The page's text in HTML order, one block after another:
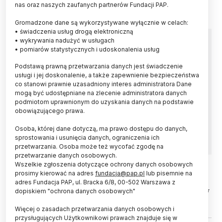
Przetestowano nowy środek do
konserwacji obrazów
Polscy naukowcy opracowali
nanokompozytowy organożel i wykorzystali go
podczas konserwacji zabytkowego obrazu
Włodzimierza Tetmajera. Dzięki nowej metodzie
bezpiecznie usunięto historyczne warstwy
impregnujące.
ŚWIAT 16.06.2026
Nowa metoda wykrywania fałszerstw
nas oraz naszych zaufanych partnerów Fundacji PAP.
Gromadzone dane są wykorzystywane wyłącznie w celach:
• świadczenia usług drogą elektroniczną
• wykrywania nadużyć w usługach
• pomiarów statystycznych i udoskonalenia usług
Podstawą prawną przetwarzania danych jest świadczenie
usługi i jej doskonalenie, a także zapewnienie bezpieczeństwa
co stanowi prawnie uzasadniony interes administratora Dane
mogą być udostępniane na zlecenie administratora danych
podmiotom uprawnionym do uzyskania danych na podstawie
obowiązującego prawa.
Osoba, której dane dotyczą, ma prawo dostępu do danych,
sprostowania i usunięcia danych, ograniczenia ich
przetwarzania. Osoba może też wycofać zgodę na
przetwarzanie danych osobowych.
Wszelkie zgłoszenia dotyczące ochrony danych osobowych
prosimy kierować na adres fundacja@pap.pl lub pisemnie na
adres Fundacja PAP, ul. Bracka 6/8, 00-502 Warszawa z
dopiskiem "ochrona danych osobowych"
Więcej o zasadach przetwarzania danych osobowych i
przysługujących Użytkownikowi prawach znajduje się w